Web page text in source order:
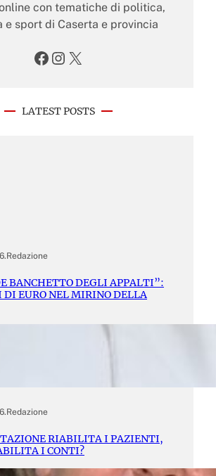
con tematiche di politica,
e sport di Caserta e provincia
Facebook Instagram X
LATEST POSTS
.Redazione
BANCHETTO DEGLI APPALTI”:
EURO NEL MIRINO DELLA
.Redazione
RIABILITA I PAZIENTI,
I CONTI?